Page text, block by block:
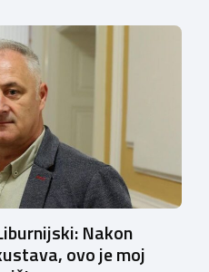
bila primorana zbog
sud je uvažio njezin […]
Nakon
ovo je moj